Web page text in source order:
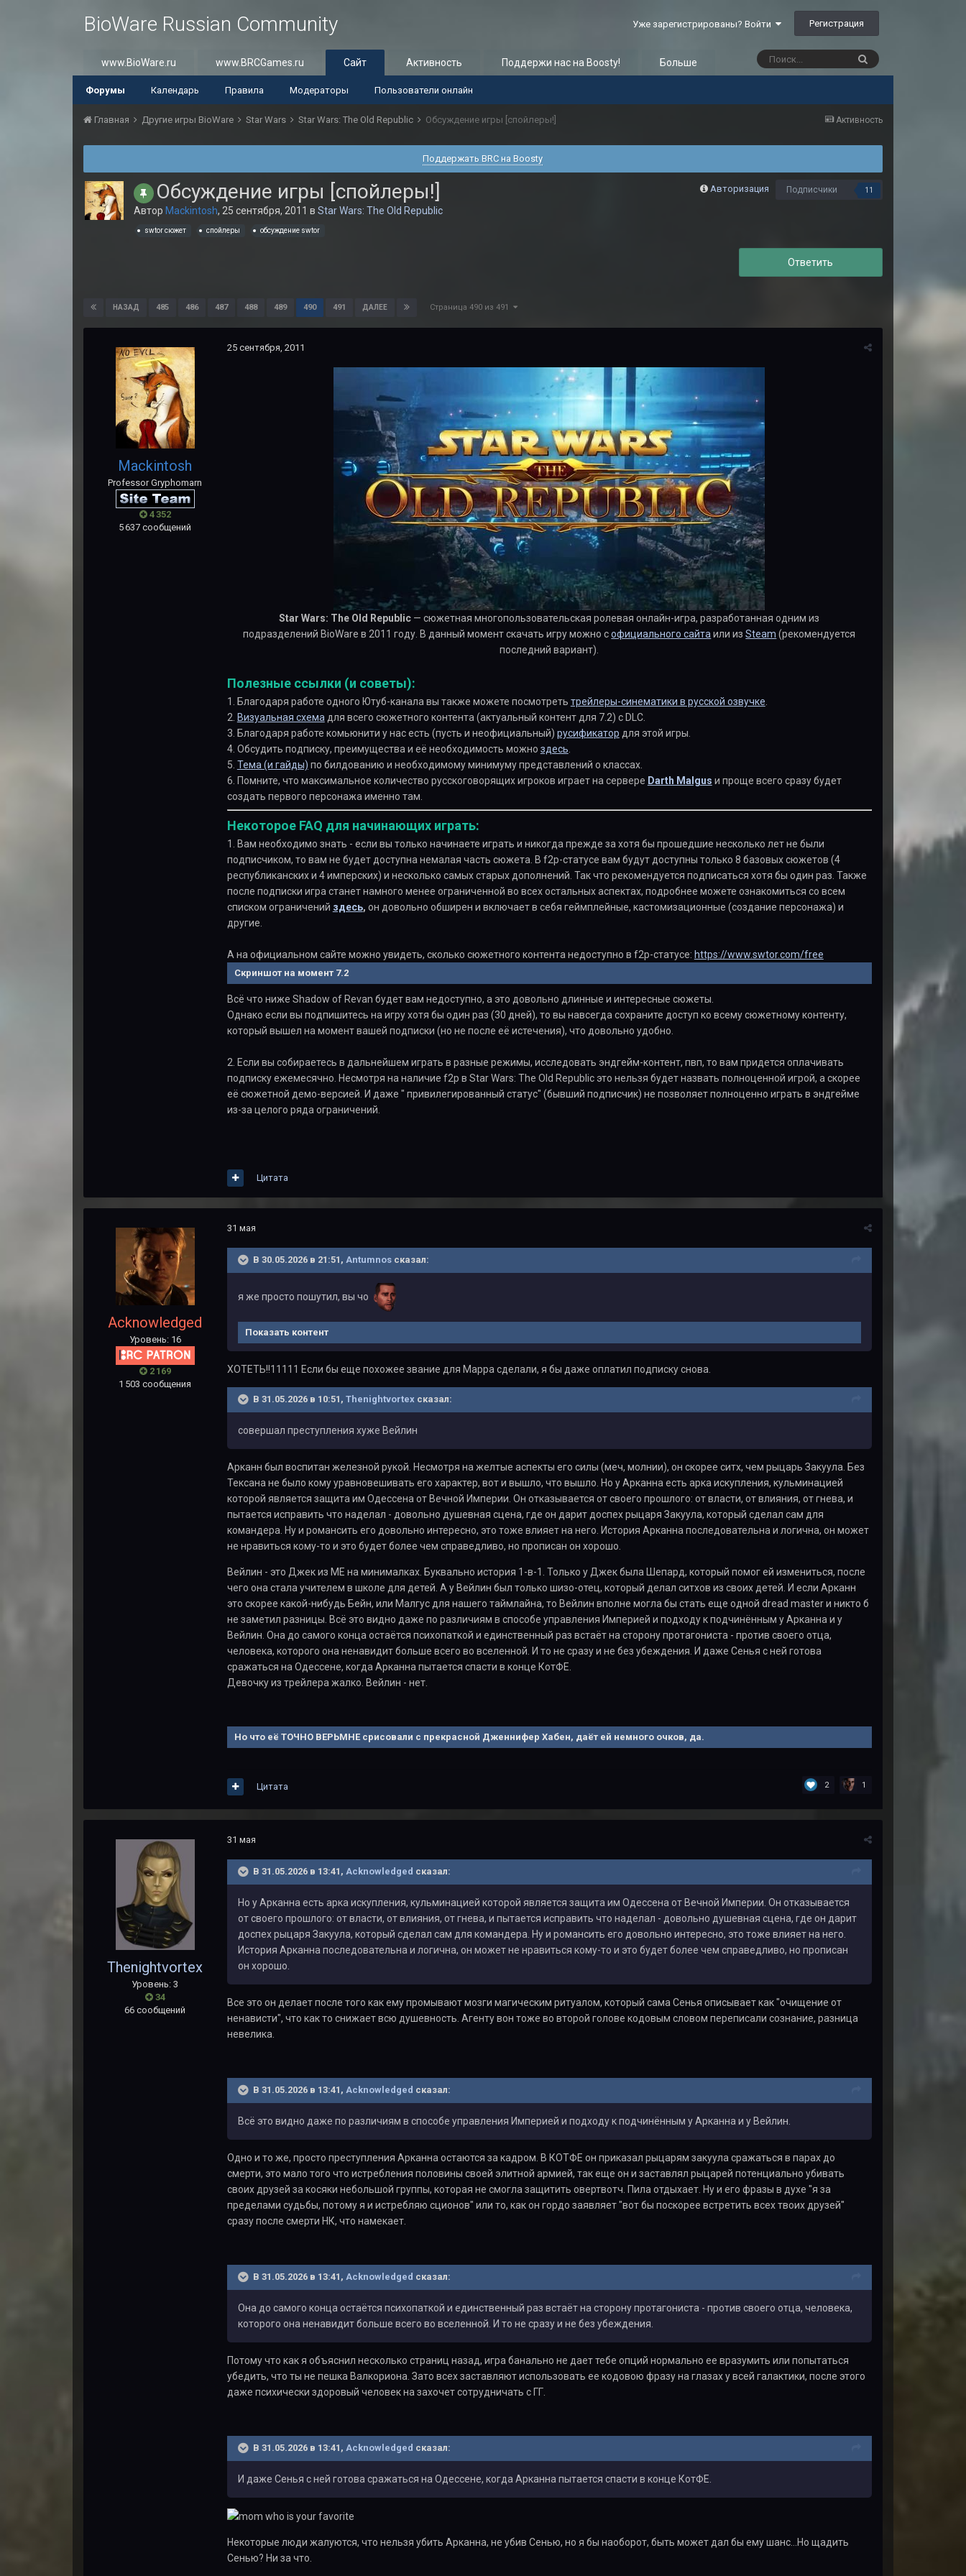
BioWare Russian Community Уже зарегистрированы? Войти Регистрация
www.BioWare.ru www.BRCGames.ru Сайт
Форумы Календарь Правила Модераторы Пользователи онлайн
Активность Поддержи нас на Boosty! Больше
Активность
Главная Другие игры BioWare Star Wars Star Wars: The Old Republic Обсуждение игры [спойлеры!]
Поддержать BRC на Boosty
Авторизация Подписчики 11
Обсуждение игры [спойлеры!]
Автор Mackintosh, 25 сентября, 2011 в Star Wars: The Old Republic
swtor сюжет спойлеры обсуждение swtor
Ответить
НАЗАД 485 486 487 488 489 490 491 ДАЛЕЕ Страница 490 из 491
Mackintosh
Professor Gryphomarn
4 352
5 637 сообщений
25 сентября, 2011
Star Wars: The Old Republic — сюжетная многопользовательская ролевая онлайн-игра, разработанная одним из
подразделений BioWare в 2011 году. В данный момент скачать игру можно софициального сайта или изSteam (рекомендуется
последний вариант).
Полезные ссылки (и советы):
1. Благодаря работе одного Ютуб-канала вы также можете посмотреть трейлеры-синематики в русской озвучке
2. Визуальная схема для всего сюжетного контента (актуальный контент для 7.2) с DLC.
3. Благодаря работе комьюнити у нас есть (пусть и неофициальный) русификатор для этой игры.
4. Обсудить подписку, преимущества и её необходимость можно здесь
5. Тема (и гайды) по билдованию и необходимому минимуму представлений о классах.
6. Помните, что максимальное количество русскоговорящих игроков играет на сервере Darth Malgus и проще всего сразу будет
создать первого персонажа именно там.
Некоторое FAQ для начинающих играть:
1. Вам необходимо знать - если вы только начинаете играть и никогда прежде за хотя бы прошедшие несколько лет не были
подписчиком, то вам не будет доступна немалая часть сюжета. В f2p-статусе вам будут доступны только 8 базовых сюжетов (4
республиканских и 4 имперских) и несколько самых старых дополнений. Так что рекомендуется подписаться хотя бы один раз. Также
после подписки игра станет намного менее ограниченной во всех остальных аспектах, подробнее можете ознакомиться со всем
списком ограничений здесь, он довольно обширен и включает в себя геймплейные, кастомизационные (создание персонажа) и
другие.
А на официальном сайте можно увидеть, сколько сюжетного контента недоступно в f2p-статусе: https://www.swtor.com/free
Скриншот на момент 7.2
Всё что ниже Shadow of Revan будет вам недоступно, а это довольно длинные и интересные сюжеты.
Однако если вы подпишитесь на игру хотя бы один раз (30 дней), то вы навсегда сохраните доступ ко всему сюжетному контенту,
который вышел на момент вашей подписки (но не после её истечения), что довольно удобно.
2. Если вы собираетесь в дальнейшем играть в разные режимы, исследовать эндгейм-контент, пвп, то вам придется оплачивать
подписку ежемесячно. Несмотря на наличие f2p в Star Wars: The Old Republic это нельзя будет назвать полноценной игрой, а скорее
её сюжетной демо-версией. И даже " привилегированный статус" (бывший подписчик) не позволяет полноценно играть в эндгейме
из-за целого ряда ограничений.
Цитата
Acknowledged
Уровень: 16
2 169
1 503 сообщения
31 мая
В 30.05.2026 в 21:51, Antumnosсказал:
я же просто пошутил, вы чо
Показать контент
ХОТЕТЬ!!11111 Если бы еще похожее звание для Марра сделали, я бы даже оплатил подписку снова.
В 31.05.2026 в 10:51, Thenightvortex сказал:
совершал преступления хуже Вейлин
Арканн был воспитан железной рукой. Несмотря на желтые аспекты его силы (меч, молнии), он скорее ситх, чем рыцарь Закуула. Без
Тексана не было кому уравновешивать его характер, вот и вышло, что вышло. Но у Арканна есть арка искупления, кульминацией
которой является защита им Одессена от Вечной Империи. Он отказывается от своего прошлого: от власти, от влияния, от гнева, и
пытается исправить что наделал - довольно душевная сцена, где он дарит доспех рыцаря Закуула, который сделал сам для
командера. Ну и романсить его довольно интересно, это тоже влияет на него. История Арканна последовательна и логична, он может
не нравиться кому-то и это будет более чем справедливо, но прописан он хорошо.
Вейлин - это Джек из МЕ на минималках. Буквально история 1-в-1. Только у Джек была Шепард, который помог ей измениться, после
чего она стала учителем в школе для детей. А у Вейлин был только шизо-отец, который делал ситхов из своих детей. И если Арканн
это скорее какой-нибудь Бейн, или Малгус для нашего таймлайна, то Вейлин вполне могла бы стать еще одной dread master и никто б
не заметил разницы. Всё это видно даже по различиям в способе управления Империей и подходу к подчинённым у Арканна и у
Вейлин. Она до самого конца остаётся психопаткой и единственный раз встаёт на сторону протагониста - против своего отца,
человека, которого она ненавидит больше всего во вселенной. И то не сразу и не без убеждения. И даже Сенья с ней готова
сражаться на Одессене, когда Арканна пытается спасти в конце КотФЕ.
Девочку из трейлера жалко. Вейлин - нет.
Но что её ТОЧНО ВЕРЬМНЕ срисовали с прекрасной Дженнифер Хабен, даёт ей немного очков, да.
2 1
Цитата
Thenightvortex
Уровень: 3
34
66 сообщений
31 мая
В 31.05.2026 в 13:41, Acknowledged сказал:
Но у Арканна есть арка искупления, кульминацией которой является защита им Одессена от Вечной Империи. Он отказывается
от своего прошлого: от власти, от влияния, от гнева, и пытается исправить что наделал - довольно душевная сцена, где он дарит
доспех рыцаря Закуула, который сделал сам для командера. Ну и романсить его довольно интересно, это тоже влияет на него.
История Арканна последовательна и логична, он может не нравиться кому-то и это будет более чем справедливо, но прописан
он хорошо.
Все это он делает после того как ему промывают мозги магическим ритуалом, который сама Сенья описывает как "очищение от
ненависти", что как то снижает всю душевность. Агенту вон тоже во второй голове кодовым словом переписали сознание, разница
невелика.
В 31.05.2026 в 13:41, Acknowledged сказал:
Всё это видно даже по различиям в способе управления Империей и подходу к подчинённым у Арканна и у Вейлин.
Одно и то же, просто преступления Арканна остаются за кадром. В КОТФЕ он приказал рыцарям закуула сражаться в парах до
смерти, это мало того что истребления половины своей элитной армией, так еще он и заставлял рыцарей потенциально убивать
своих друзей за косяки небольшой группы, которая не смогла защитить овертвотч. Пила отдыхает. Ну и его фразы в духе "я за
пределами судьбы, потому я и истребляю сционов" или то, как он гордо заявляет "вот бы поскорее встретить всех твоих друзей"
сразу после смерти НК, что намекает.
В 31.05.2026 в 13:41, Acknowledged сказал:
Она до самого конца остаётся психопаткой и единственный раз встаёт на сторону протагониста - против своего отца, человека,
которого она ненавидит больше всего во вселенной. И то не сразу и не без убеждения.
Потому что как я объяснил несколько страниц назад, игра банально не дает тебе опций нормально ее вразумить или попытаться
убедить, что ты не пешка Валкориона. Зато всех заставляют использовать ее кодовою фразу на глазах у всей галактики, после этого
даже психически здоровый человек на захочет сотрудничать с ГГ.
В 31.05.2026 в 13:41, Acknowledged сказал:
И даже Сенья с ней готова сражаться на Одессене, когда Арканна пытается спасти в конце КотФЕ.
Некоторые люди жалуются, что нельзя убить Арканна, не убив Сенью, но я бы наоборот, быть может дал бы ему шанс...Но щадить
Сенью? Ни за что.